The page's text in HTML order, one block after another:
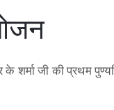
शर्मा जी की प्रथम